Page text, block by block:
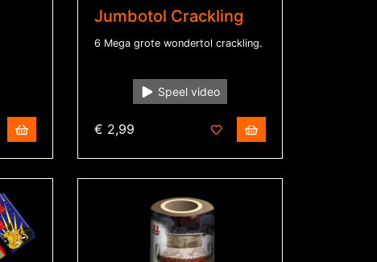
Jumbotol Crackling
6 Mega grote wondertol crackling.
Speel video
€ 2,99